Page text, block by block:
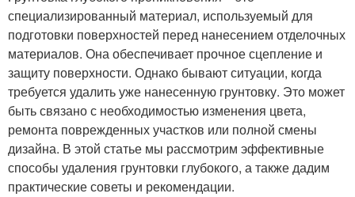
специализированный материал, используемый для
подготовки поверхностей перед нанесением отделочных
материалов. Она обеспечивает прочное сцепление и
защиту поверхности. Однако бывают ситуации, когда
требуется удалить уже нанесенную грунтовку. Это может
быть связано с необходимостью изменения цвета,
ремонта поврежденных участков или полной смены
дизайна. В этой статье мы рассмотрим эффективные
способы удаления грунтовки глубокого, а также дадим
практические советы и рекомендации.